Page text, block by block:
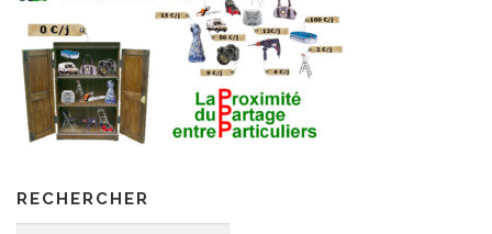
RECHERCHER